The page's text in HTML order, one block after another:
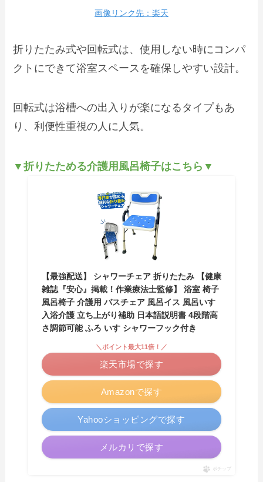
画像リンク先：楽天
折りたたみ式や回転式は、使用しない時にコンパ
クトにできて浴室スペースを確保しやすい設計。
回転式は浴槽への出入りが楽になるタイプもあ
り、利便性重視の人に人気。
▼折りたためる介護用風呂椅子はこちら▼
【最強配送】 シャワーチェア 折りたたみ 【健康
雑誌『安心』掲載！作業療法士監修】 浴室 椅子
風呂椅子 介護用 バスチェア 風呂イス 風呂いす
入浴介護 立ち上がり補助 日本語説明書 4段階高
さ調節可能 ふろ いす シャワーフック付き
Amazonで探す
＼ポイント最大11倍！／
楽天市場で探す
Yahooショッピングで探す
メルカリで探す
ポチップ